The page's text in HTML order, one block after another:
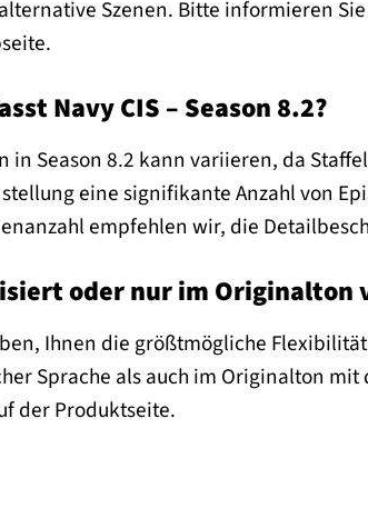
Szenen. Bitte informieren
Navy CIS – Season 8.2?
in Season 8.2 kann variieren, da
eine signifikante Anzahl von
empfehlen wir, die
oder nur im Originalton
Ihnen die größtmögliche
Sprache als auch im Originalton
der Produktseite.